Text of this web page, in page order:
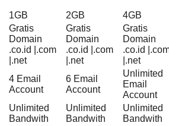
1GB 2GB 4GB
Gratis
Domain
.co.id |.com
|.net
Gratis
Domain
.co.id |.com
|.net
Gratis
Domain
.co.id
|.net
4 Email
Account
6 Email
Account
Unlimited
Email
Account
Unlimited
Bandwith
Unlimited
Bandwith
Unlimited
Bandwith